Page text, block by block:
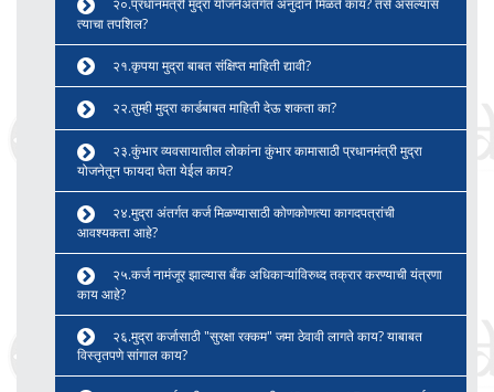
त्याचा तपशिल?
२१.कृपया मुद्रा बाबत संक्षिप्त माहिती द्यावी?
२२.तुम्ही मुद्रा कार्डबाबत माहिती देऊ शकता का?
२३.कुंभार व्यवसायातील लोकांना कुंभार कामासाठी प्रधानमंत्री मुद्रा
योजनेतून फायदा घेता येईल काय?
२४.मुद्रा अंतर्गत कर्ज मिळण्यासाठी कोणकोणत्या कागदपत्रांची
आवश्यकता आहे?
२५.कर्ज नामंजूर झाल्यास बँक अधिकाऱ्यांविरुध्द तक्रार करण्याची यंत्रणा
काय आहे?
२६.मुद्रा कर्जासाठी "सुरक्षा रक्कम" जमा ठेवावी लागते काय? याबाबत
विस्तृतपणे सांगाल काय?